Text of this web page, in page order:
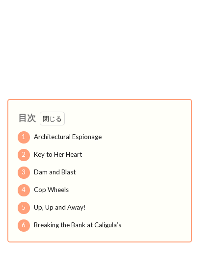
目次
1 Architectural Espionage
2 Key to Her Heart
3 Dam and Blast
4 Cop Wheels
5 Up, Up and Away!
6 Breaking the Bank at Caligula’s